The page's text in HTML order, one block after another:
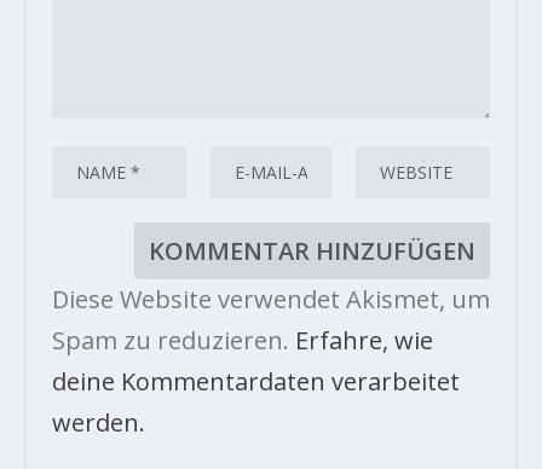
Diese Website verwendet Akismet, um
Spam zu reduzieren. Erfahre, wie
deine Kommentardaten verarbeitet
werden.